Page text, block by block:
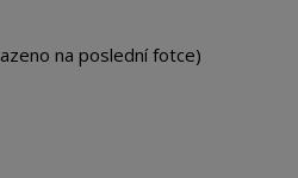
na poslední fotce)